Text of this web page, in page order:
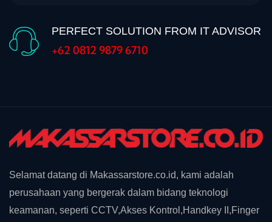
PERFECT SOLUTION FROM IT ADVISOR
+62 0812 9879 6710
Selamat datang di Makassarstore.co.id, kami adalah
perusahaan yang bergerak dalam bidang teknologi
keamanan, seperti CCTV,Akses Kontrol,Handkey II,Finger